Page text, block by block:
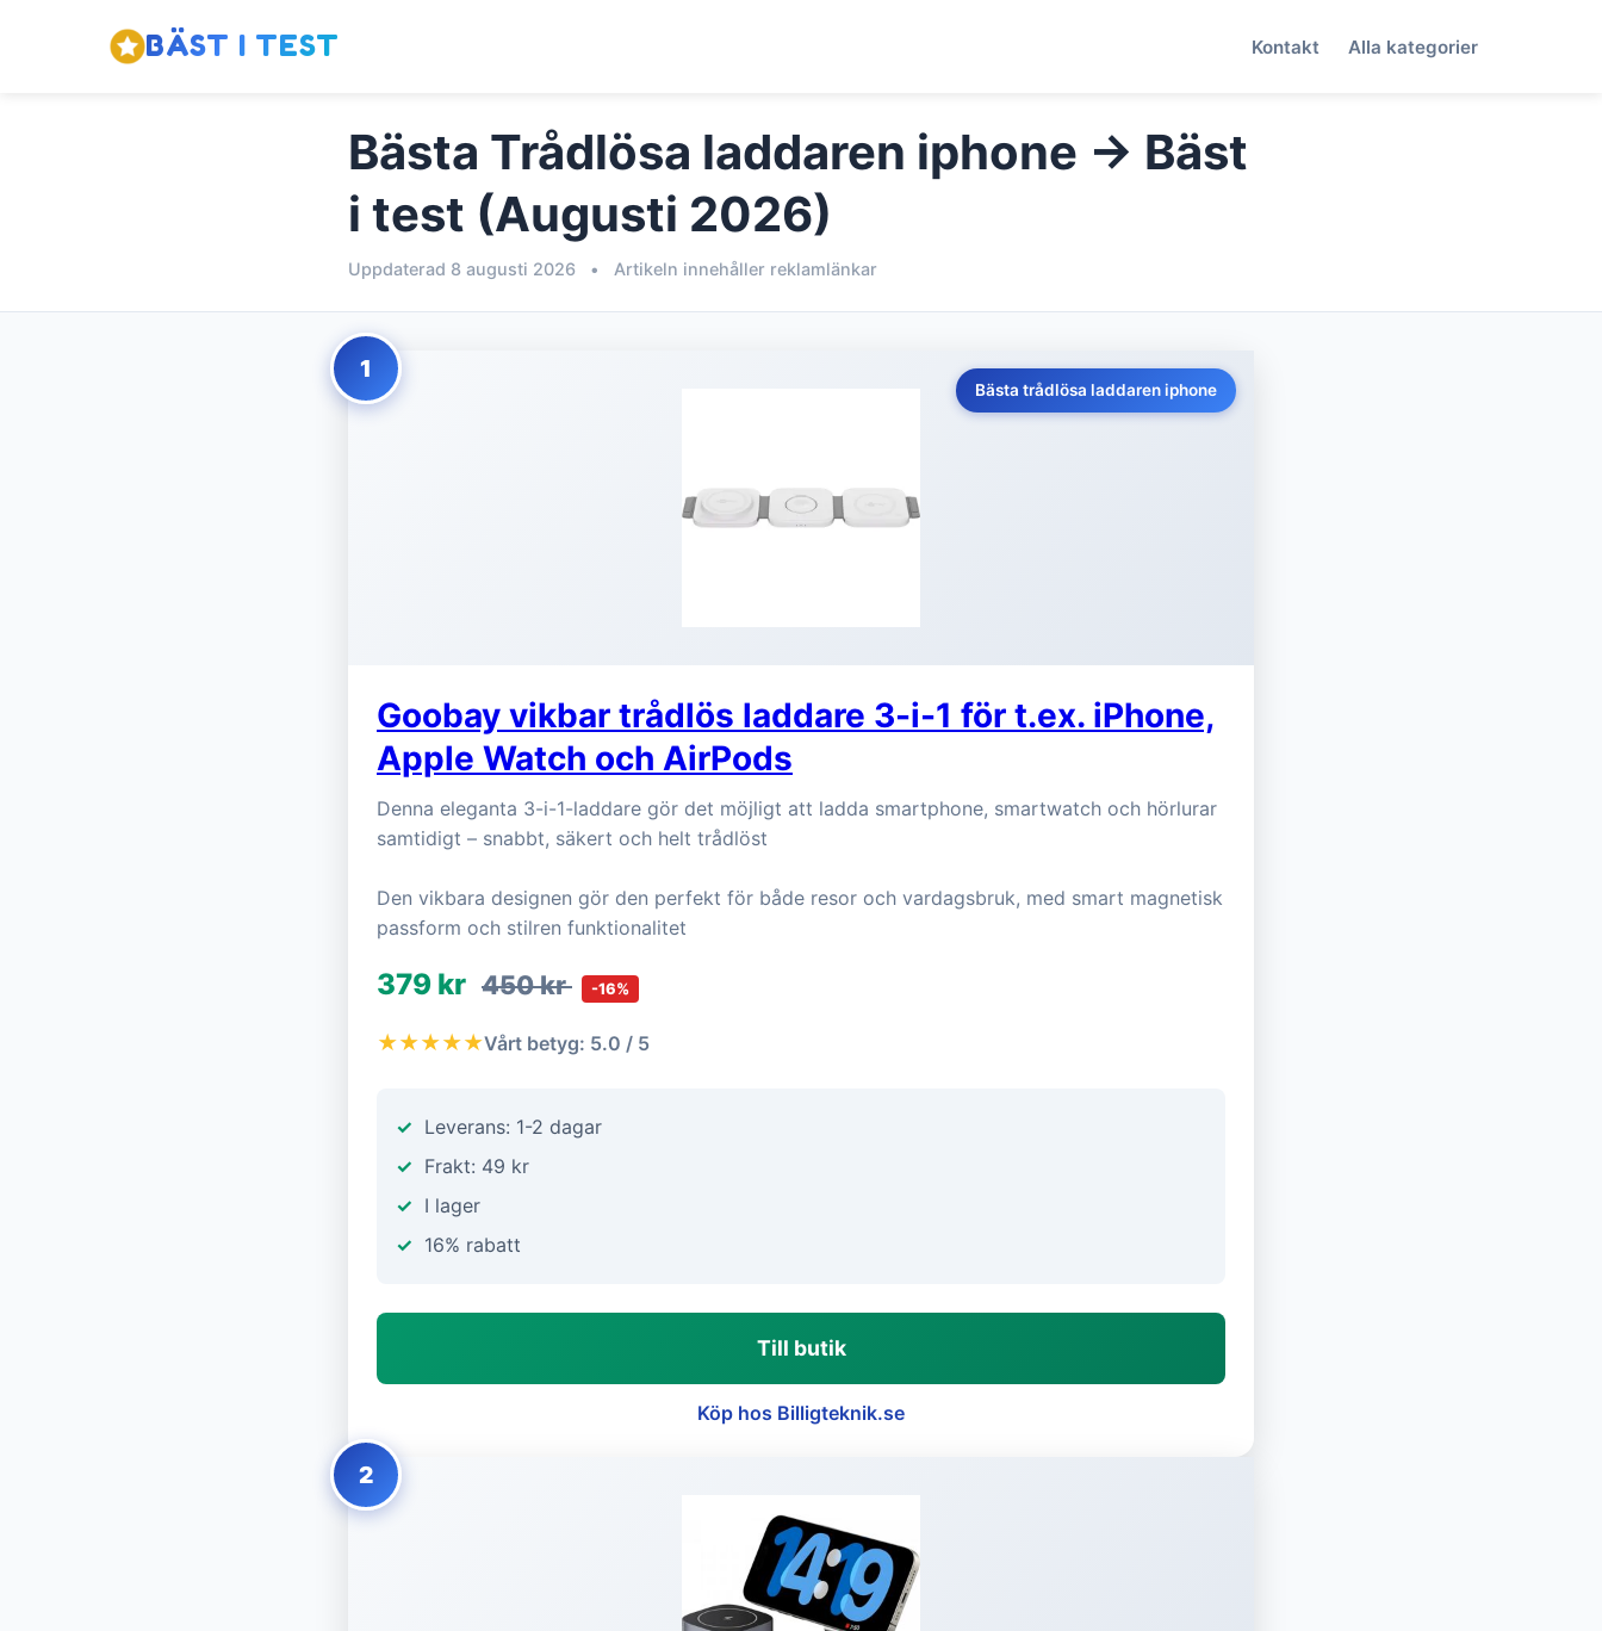
BÄST I TEST Kontakt Alla kategorier
Bästa Trådlösa laddaren iphone → Bäst
i test (Augusti 2026)
Uppdaterad 8 augusti 2026 • Artikeln innehåller reklamlänkar
1
Bästa trådlösa laddaren iphone
Goobay vikbar trådlös laddare 3-i-1 för t.ex. iPhone,
Apple Watch och AirPods
Denna eleganta 3-i-1-laddare gör det möjligt att ladda smartphone, smartwatch och hörlurar
samtidigt – snabbt, säkert och helt trådlöst
Den vikbara designen gör den perfekt för både resor och vardagsbruk, med smart magnetisk
passform och stilren funktionalitet
379 kr 450 kr -16%
★★★★★Vårt betyg: 5.0 / 5
Leverans: 1-2 dagar
Frakt: 49 kr
I lager
16% rabatt
Till butik
Köp hos Billigteknik.se
2